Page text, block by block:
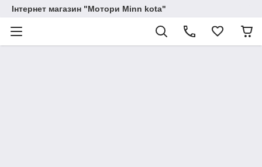
Інтернет магазин "Мотори Minn kota"